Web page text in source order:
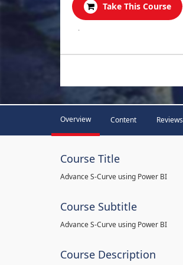
Take This Course
.
Overview Content Reviews
Course Title
Advance S-Curve using Power BI
Course Subtitle
Advance S-Curve using Power BI
Course Description